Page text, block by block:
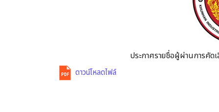
ประกาศรายชื่อผู้ผ่านการคัด
ดาวน์โหลดไฟล์